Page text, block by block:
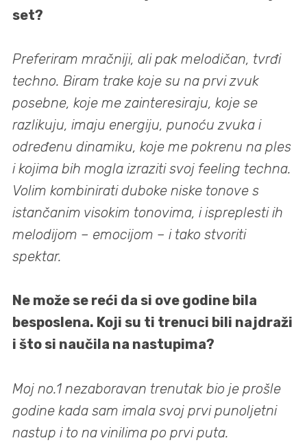
set?
Preferiram mračniji, ali pak melodičan, tvrđi
techno. Biram trake koje su na prvi zvuk
posebne, koje me zainteresiraju, koje se
razlikuju, imaju energiju, punoću zvuka i
određenu dinamiku, koje me pokrenu na ples
i kojima bih mogla izraziti svoj feeling techna.
Volim kombinirati duboke niske tonove s
istančanim visokim tonovima, i ispreplesti ih
melodijom – emocijom – i tako stvoriti
spektar.
Ne može se reći da si ove godine bila
besposlena. Koji su ti trenuci bili najdraži
i što si naučila na nastupima?
Moj no.1 nezaboravan trenutak bio je prošle
godine kada sam imala svoj prvi punoljetni
nastup i to na vinilima po prvi puta.